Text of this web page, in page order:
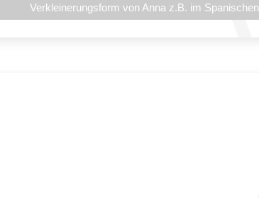
Verkleinerungsform von Anna z.B. im Spanischen